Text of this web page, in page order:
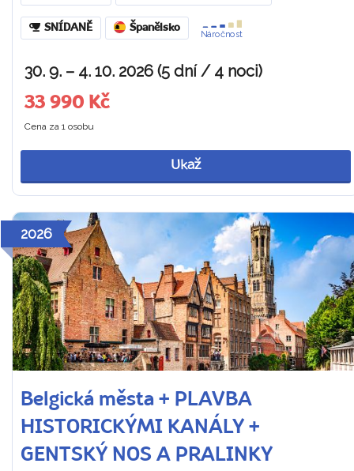
SNÍDANĚ Španělsko
Náročnost
30. 9. – 4. 10. 2026 (5 dní / 4 noci)
33 990 Kč
Cena za 1 osobu
Ukaž
2026
Belgická města + PLAVBA
HISTORICKÝMI KANÁLY +
GENTSKÝ NOS A PRALINKY